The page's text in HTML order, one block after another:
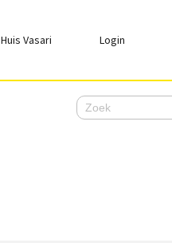
Huis Vasari Login
Login
Emailadres